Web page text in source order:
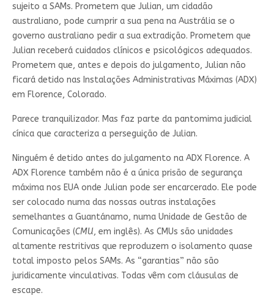
sujeito a SAMs. Prometem que Julian, um cidadão
australiano, pode cumprir a sua pena na Austrália se o
governo australiano pedir a sua extradição. Prometem que
Julian receberá cuidados clínicos e psicológicos adequados.
Prometem que, antes e depois do julgamento, Julian não
ficará detido nas Instalações Administrativas Máximas (ADX)
em Florence, Colorado.
Parece tranquilizador. Mas faz parte da pantomima judicial
cínica que caracteriza a perseguição de Julian.
Ninguém é detido antes do julgamento na ADX Florence. A
ADX Florence também não é a única prisão de segurança
máxima nos EUA onde Julian pode ser encarcerado. Ele pode
ser colocado numa das nossas outras instalações
semelhantes a Guantánamo, numa Unidade de Gestão de
Comunicações (CMU, em inglês). As CMUs são unidades
altamente restritivas que reproduzem o isolamento quase
total imposto pelos SAMs. As “garantias” não são
juridicamente vinculativas. Todas vêm com cláusulas de
escape.